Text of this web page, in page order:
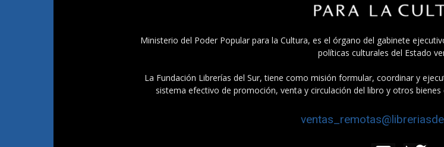
Ministerio del Poder Popular para la Cultura, es el órgano del gabinete
políticas culturales del Estado
La Fundación Librerías del Sur, tiene como misión formular, coordinar y
sistema efectivo de promoción, venta y circulación del libro y otros